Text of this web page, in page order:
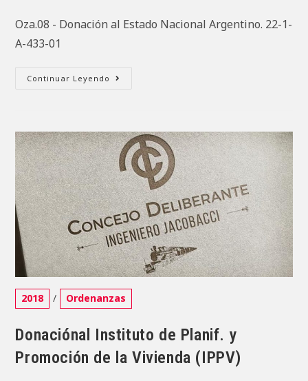
Oza.08 - Donación al Estado Nacional Argentino. 22-1-
A-433-01
Continuar Leyendo Oza.08
Argentino.
22-
1-
A-
433-
01
Categoría
de
la
entrada:
2018 / Ordenanzas
Donaciónal Instituto de Planif. y
Promoción de la Vivienda (IPPV)